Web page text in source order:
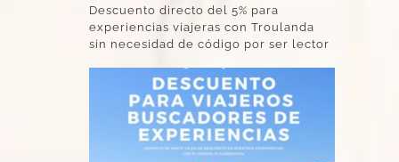
Descuento directo del 5% para
experiencias viajeras con Troulanda
sin necesidad de código por ser lector